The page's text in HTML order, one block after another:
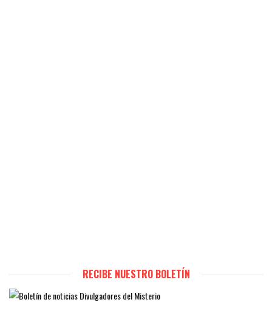
RECIBE NUESTRO BOLETÍN